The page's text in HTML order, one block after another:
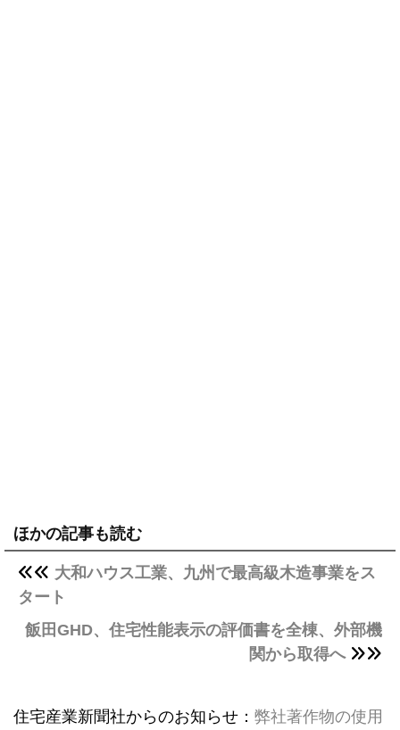
ほかの記事も読む
大和ハウス工業、九州で最高級木造事業をス
タート
飯田GHD、住宅性能表示の評価書を全棟、外部機
関から取得へ
住宅産業新聞社からのお知らせ： 弊社著作物の使用